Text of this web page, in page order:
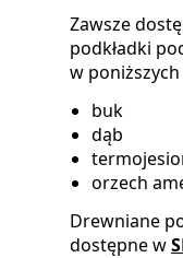
Zawsze
podkładki
w
buk
dąb
orzech
Drewniane
dostępne w